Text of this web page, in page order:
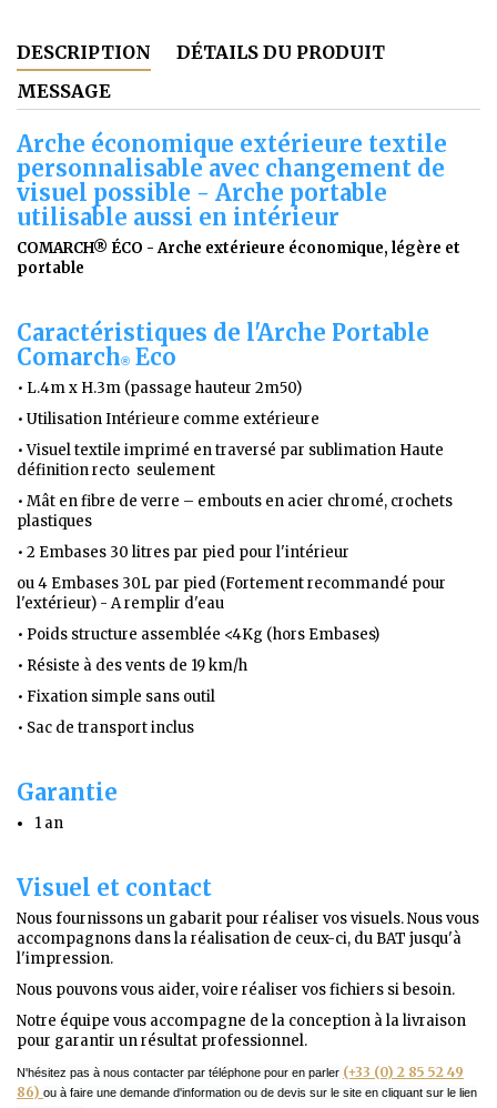
DESCRIPTION
DÉTAILS DU PRODUIT
MESSAGE
Arche économique extérieure textile
personnalisable avec changement de
visuel possible - Arche portable
utilisable aussi en intérieur
COMARCH® ÉCO - Arche extérieure économique, légère et
portable
Caractéristiques de l'Arche Portable
Comarch® Eco
• L.4m x H.3m (passage hauteur 2m50)
• Utilisation Intérieure comme extérieure
• Visuel textile imprimé en traversé par sublimation Haute
définition recto seulement
• Mât en fibre de verre – embouts en acier chromé, crochets
plastiques
• 2 Embases 30 litres par pied pour l'intérieur
ou 4 Embases 30L par pied (Fortement recommandé pour
l'extérieur) - A remplir d'eau
• Poids structure assemblée <4Kg (hors Embases)
• Résiste à des vents de 19 km/h
• Fixation simple sans outil
• Sac de transport inclus
Garantie
1 an
Visuel et contact
Nous fournissons un gabarit pour réaliser vos visuels. Nous vous
accompagnons dans la réalisation de ceux-ci, du BAT jusqu'à
l'impression.
Nous pouvons vous aider, voire réaliser vos fichiers si besoin.
Notre équipe vous accompagne de la conception à la livraison
pour garantir un résultat professionnel.
N'hésitez pas à nous contacter par téléphone pour en parler (+33 (0) 2 85 52 49
86) ou à faire une demande d'information ou de devis sur le site en cliquant sur le lien